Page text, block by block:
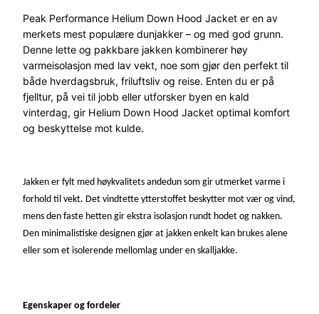
m
a
n
c
e
H
e
l
m
D
H
d
Peak Performance Helium Down Hood Jacket er en av
merkets mest populære dunjakker – og med god grunn.
Denne lette og pakkbare jakken kombinerer høy
varmeisolasjon med lav vekt, noe som gjør den perfekt til
både hverdagsbruk, friluftsliv og reise. Enten du er på
fjelltur, på vei til jobb eller utforsker byen en kald
vinterdag, gir Helium Down Hood Jacket optimal komfort
og beskyttelse mot kulde.
Jakken er fylt med høykvalitets andedun som gir utmerket varme i
forhold til vekt. Det vindtette ytterstoffet beskytter mot vær og vind,
mens den faste hetten gir ekstra isolasjon rundt hodet og nakken.
Den minimalistiske designen gjør at jakken enkelt kan brukes alene
eller som et isolerende mellomlag under en skalljakke.
Egenskaper og fordeler